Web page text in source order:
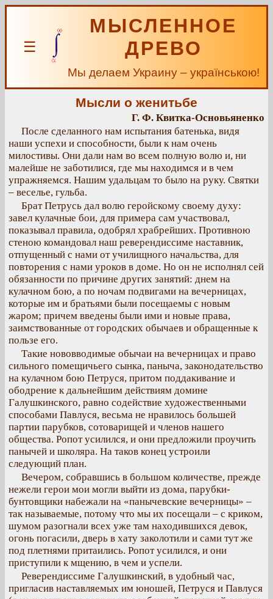
☰
МЫСЛЕННОЕ
ДРЕВО
Мы делаем Украину – українською!
Мысли о женитьбе
Г. Ф. Квитка-Основьяненко
После сделанного нам испытания батенька, видя
наши успехи и способности, были к нам очень
милостивы. Они дали нам во всем полную волю и, ни
малейше не заботилися, где мы находимся и в чем
упражняемся. Нашим удальцам то было на руку. Святки
– веселье, гульба.
Брат Петрусь дал волю геройскому своему духу:
завел кулачные бои, для примера сам участвовал,
показывал правила, одобрял храбрейших. Противною
стеною командовал наш реверендиссиме наставник,
отпущенный с нами от училищного начальства, для
повторения с нами уроков в доме. Но он не исполнял сей
обязанности по причине других занятий: днем на
кулачном бою, а по ночам подвигами на вечерницах,
которые им и братьями были посещаемы с новым
жаром; причем введены были ими и новые права,
заимствованные от городских обычаев и обращенные к
пользе его.
Такие нововводимые обычаи на вечерницах и право
сильного помещичьего сынка, паныча, законодательство
на кулачном бою Петруся, притом поддакивание и
ободрение к дальнейшим действиям домине
Галушкинского, равно содействие художественными
способами Павлуся, весьма не нравилось большей
партии парубков, сотоварищей и членов нашего
общества. Ропот усилился, и они предложили проучить
панычей и школяра. На таков конец устроили
следующий план.
Вечером, собравшись в большом количестве, прежде
нежели герои мои могли выйти из дома, парубки-
бунтовщики набежали на «панычевские вечерницы» –
так называемые, потому что мы их посещали – с криком,
шумом разогнали всех уже там находившихся девок,
огонь погасили, дверь в хату заколотили и сами тут же
под плетнями притаились. Ропот усилился, и они
приступили к мщению, в чем и успели.
Реверендиссиме Галушкинский, в удобный час,
пригласив наставляемых им юношей, Петруся и Павлуся